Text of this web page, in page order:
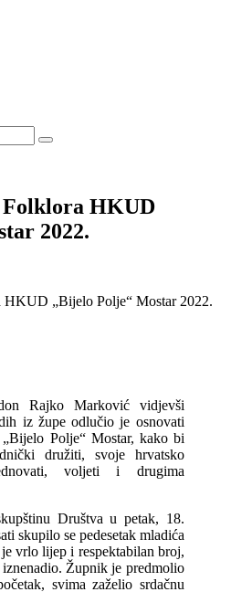
Folklora HKUD
2022.
Rajko Marković vidjevši
iz župe odlučio je osnovati
Polje“ Mostar, kako bi
družiti, svoje hrvatsko
voljeti i drugima
Društva u petak, 18.
skupilo se pedesetak mladića
vrlo lijep i respektabilan broj,
Župnik je predmolio
svima zaželio srdačnu